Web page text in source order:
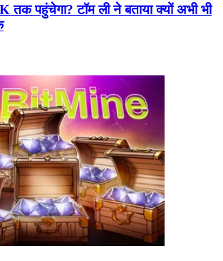
पहुंचेगा? टॉम ली ने बताया क्यों अभी भी